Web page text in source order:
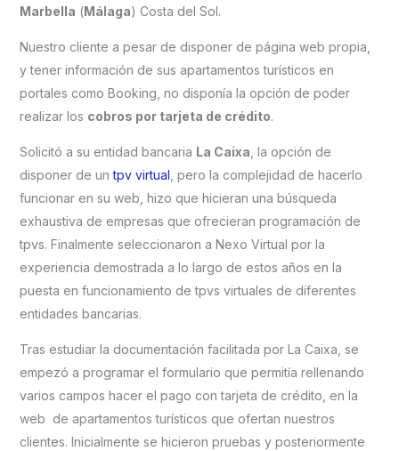
Marbella (Málaga) Costa del Sol.
Nuestro cliente a pesar de disponer de página web propia,
y tener información de sus apartamentos turísticos en
portales como Booking, no disponía la opción de poder
realizar los cobros por tarjeta de crédito.
Solicitó a su entidad bancaria La Caixa , la opción de
disponer de untpv virtual , pero la complejidad de hacerlo
funcionar en su web, hizo que hicieran una búsqueda
exhaustiva de empresas que ofrecieran programación de
tpvs. Finalmente seleccionaron a Nexo Virtual por la
experiencia demostrada a lo largo de estos años en la
puesta en funcionamiento de tpvs virtuales de diferentes
entidades bancarias.
Tras estudiar la documentación facilitada por La Caixa, se
empezó a programar el formulario que permitía rellenando
varios campos hacer el pago con tarjeta de crédito, en la
web de apartamentos turísticos que ofertan nuestros
clientes. Inicialmente se hicieron pruebas y posteriormente